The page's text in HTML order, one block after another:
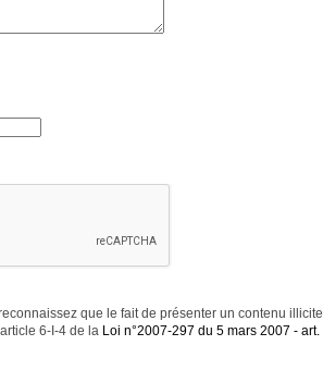
que le fait de présenter un contenu illicite
6-I-4 de la Loi n°2007-297 du 5 mars 2007 - art.